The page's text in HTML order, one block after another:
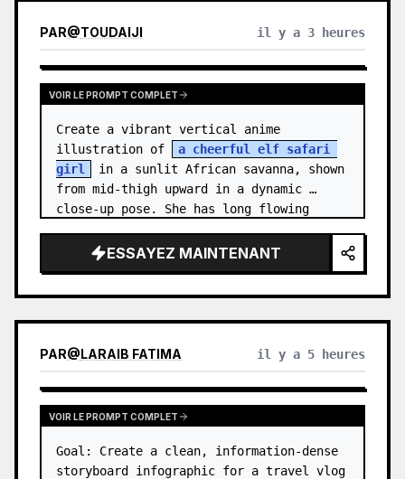
PAR@TOUDAIJI il y a 3 heures
VOIR LE PROMPT COMPLET
Create a vibrant vertical anime
illustration of
a cheerful elf safari
girl
in a sunlit African savanna, shown
from mid-thigh upward in a dynamic
close-up pose. She has long flowing
ESSAYEZ MAINTENANT
PAR@LARAIB FATIMA‎ il y a 5 heures
VOIR LE PROMPT COMPLET
Goal: Create a clean, information-dense
storyboard infographic for a travel vlog